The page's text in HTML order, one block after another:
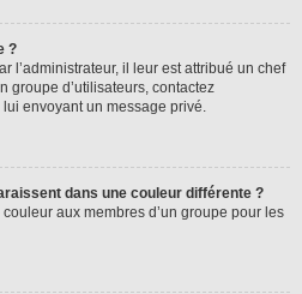
?
l’administrateur, il leur est attribué un chef
groupe d’utilisateurs, contactez
envoyant un message privé.
dans une couleur différente ?
aux membres d’un groupe pour les